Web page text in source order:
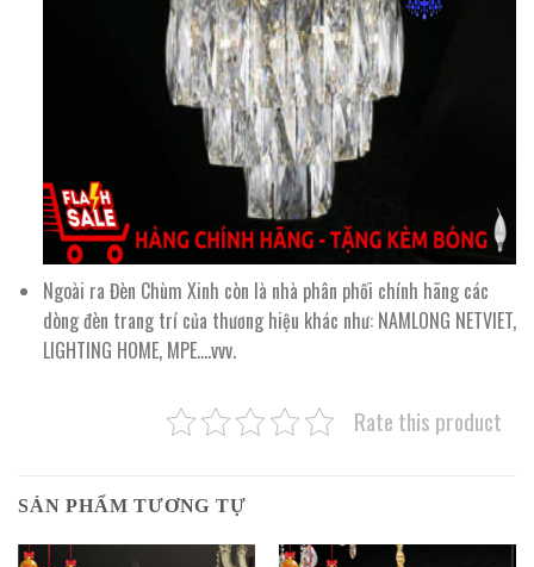
Ngoài ra Đèn Chùm Xinh còn là nhà phân phối chính hãng các
dòng đèn trang trí của thương hiệu khác như: NAMLONG NETVIET,
LIGHTING HOME, MPE….vvv.
Rate this product
SẢN PHẨM TƯƠNG TỰ